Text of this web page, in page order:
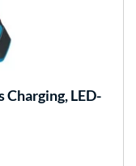
Charging, LED-